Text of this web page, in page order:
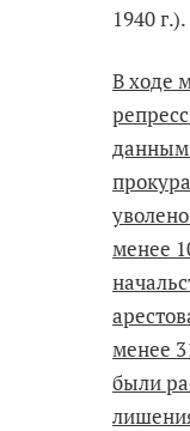
1940 г.).
В ходе
данным
менее
менее
были